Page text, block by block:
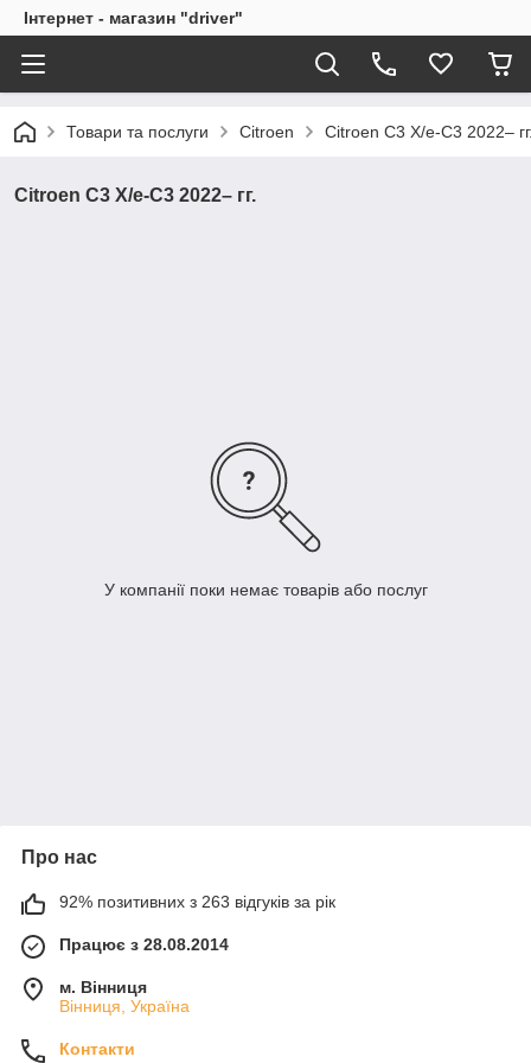
Інтернет - магазин "driver"
Товари та послуги Citroen Citroen C3 X/e-С3 2022–
Citroen C3 X/e-С3 2022– гг.
У компанії поки немає товарів або послуг
Про нас
92% позитивних з 263 відгуків за рік
Працює з 28.08.2014
м. Вінниця
Вінниця, Україна
Контакти